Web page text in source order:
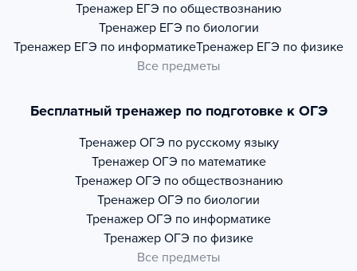
Тренажер ЕГЭ по обществознанию
Тренажер ЕГЭ по биологии
Тренажер ЕГЭ по информатикеТренажер ЕГЭ по физике
Все предметы
Бесплатный тренажер по подготовке к ОГЭ
Тренажер ОГЭ по русскому языку
Тренажер ОГЭ по математике
Тренажер ОГЭ по обществознанию
Тренажер ОГЭ по биологии
Тренажер ОГЭ по информатике
Тренажер ОГЭ по физике
Все предметы